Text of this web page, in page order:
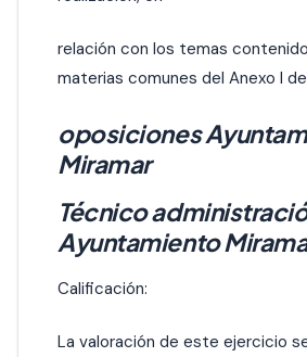
relación con los temas
materias comunes del Anexo I
oposiciones
Miramar
Técnico
Ayuntamiento
Calificación:
La valoración de este ejercicio